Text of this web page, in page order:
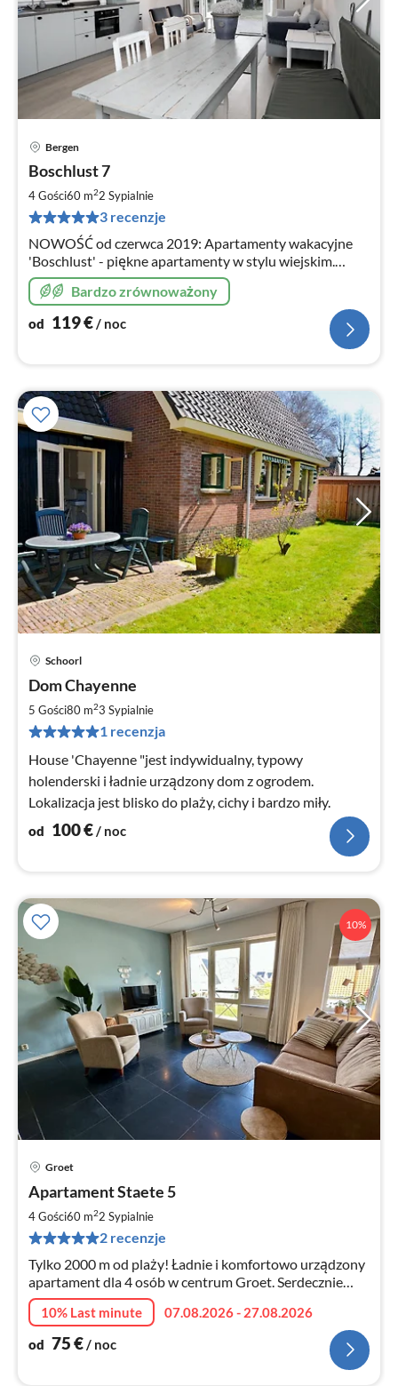
Bergen
Boschlust 7
4 Gości60 m22 Sypialnie
3 recenzje
NOWOŚĆ od czerwca 2019: Apartamenty wakacyjne
'Boschlust' - piękne apartamenty w stylu wiejskim.
Piękna lokalizacja, zaledwie 500 m od centrum Bergen.
Witamy na naszej stronie internetowej!
Bardzo zrównoważony
od 119€/ noc
Schoorl
Dom Chayenne
5 Gości80 m23 Sypialnie
1 recenzja
House 'Chayenne "jest indywidualny, typowy
holenderski i ładnie urządzony dom z ogrodem.
Lokalizacja jest blisko do plaży, cichy i bardzo miły.
od 100€/ noc
10%
Groet
Apartament Staete 5
4 Gości60 m22 Sypialnie
2 recenzje
Tylko 2000 m od plaży! Ładnie i komfortowo urządzony
apartament dla 4 osób w centrum Groet. Serdecznie
zapraszamy!
10% Last minute
07.08.2026 - 27.08.2026
od 75€/ noc